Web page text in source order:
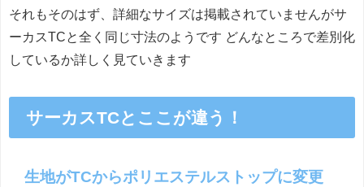
それもそのはず、詳細なサイズは掲載されていませんがサ
ーカスTCと全く同じ寸法のようです どんなところで差別化
しているか詳しく見ていきます
サーカスTCとここが違う！
生地がTCからポリエステルストップに変更